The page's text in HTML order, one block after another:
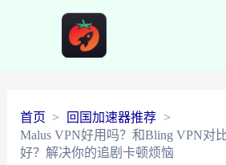
首页
回国加速器推荐
Malus VPN好用吗？和Bling VPN对
好？解决你的追剧卡顿烦恼